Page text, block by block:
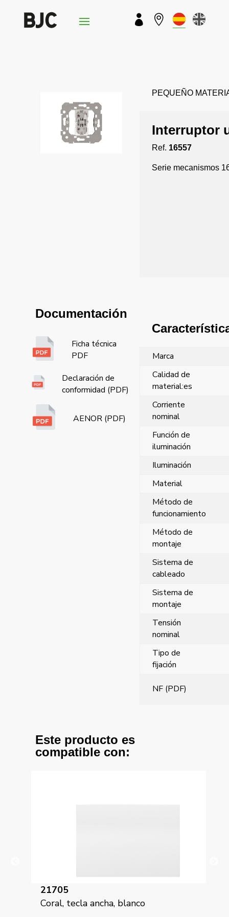
 
PEQUEÑO
Interruptor
Ref. 16557
Serie mecanismos
Documentación
Ficha técnica
PDF
Declaración de
conformidad (PDF)
AENOR (PDF)
Marca
Calidad de
material:es
Corriente
nominal
Función de
iluminación
Iluminación
Material
Método de
funcionamiento
Método de
montaje
Sistema de
cableado
Sistema de
montaje
Tensión
nominal
Tipo de
fijación
NF (PDF)
Este producto es
compatible con:
21705
Coral, tecla ancha, blanco